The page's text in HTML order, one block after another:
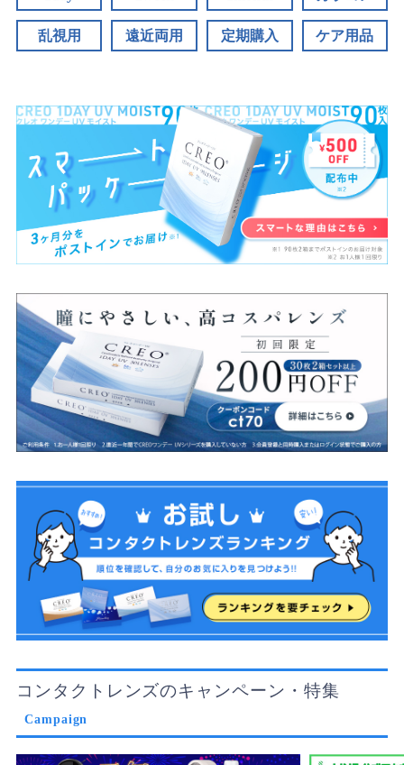
乱視用 遠近両用 定期購入 ケア用品
コンタクトレンズのキャンペーン・特集
Campaign